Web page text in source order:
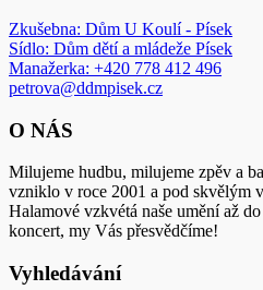
Zkušebna: Dům U Koulí - Písek
Sídlo: Dům dětí a mládeže Písek
Manažerka: +420 778 412 496
petrova@ddmpisek.cz
O NÁS
Milujeme hudbu, milujeme zpěv a
vzniklo v roce 2001 a pod skvělým
Halamové vzkvétá naše umění až
koncert, my Vás přesvědčíme!
Vyhledávání